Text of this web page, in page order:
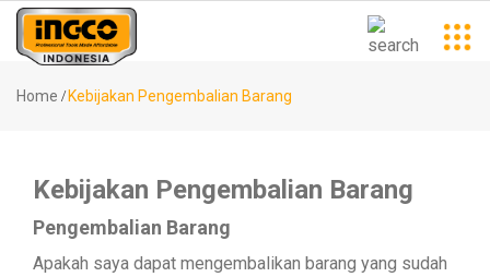
Populer
MESIN
BOR ..
Home Kebijakan Pengembalian Barang
Kebijakan Pengembalian Barang
Pengembalian Barang
Apakah saya dapat mengembalikan barang yang sudah
Kategori
Tools
Notifikasi